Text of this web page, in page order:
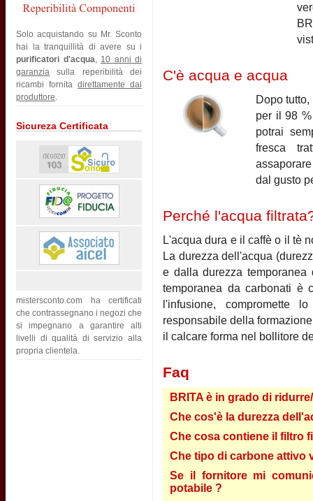
Solo acquistando su Mr. Sconto
hai la tranquillità di avere su i
purificatori d'acqua, 10 anni di
garanzia sulla reperibilità dei
ricambi fornita direttamente dal
produttore.
Sicureza Certificata
mistersconto.com ha certificati
che contrassegnano i negozi che
si impegnano a garantire alti
livelli di qualità di servizio alla
propria clientela.
C'è acqua e acqua
Dopo
per il 98
potrai
fresca
dal gusto
Perché l'acqua
L'acqua dura e il caffè o il tè
La durezza dell'acqua
e dalla durezza
temporanea da carbonati è
l'infusione, compromette
responsabile della
il calcare forma nel bollitore
Faq
BRITA è in grado di
Che cos'è la durezza
Che cosa contiene il filtro
Che tipo di carbone attivo
Se il fornitore mi
potabile ?